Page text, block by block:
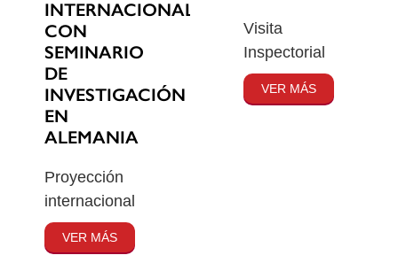
INTERNACIONAL
CON
SEMINARIO
DE
INVESTIGACIÓN
EN
ALEMANIA
Proyección
internacional
VER MÁS
Visita
Inspectorial
VER MÁS